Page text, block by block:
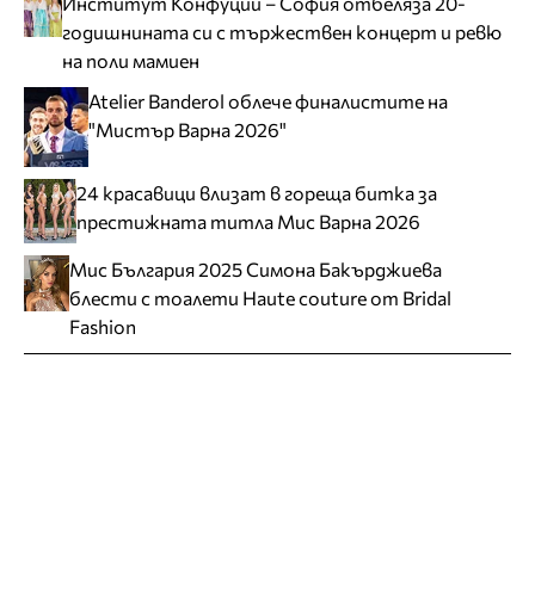
годишнината си с тържествен концерт и ревю
на поли мамиен
Atelier Banderol облече финалистите на
"Мистър Варна 2026"
24 красавици влизат в гореща битка за
престижната титла Мис Варна 2026
Мис България 2025 Симона Бакърджиева
блести с тоалети Haute couture от Bridal
Fashion